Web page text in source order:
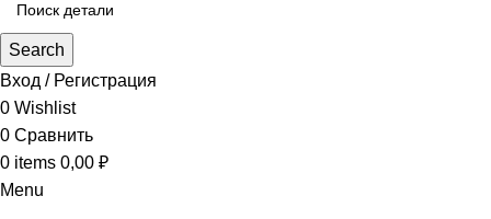
Search
Вход / Регистрация
0 Wishlist
0 Сравнить
0 items 0,00 ₽
Menu